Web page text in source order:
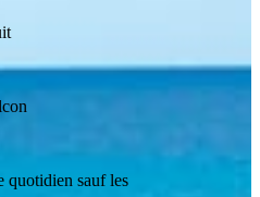
quotidien sauf les